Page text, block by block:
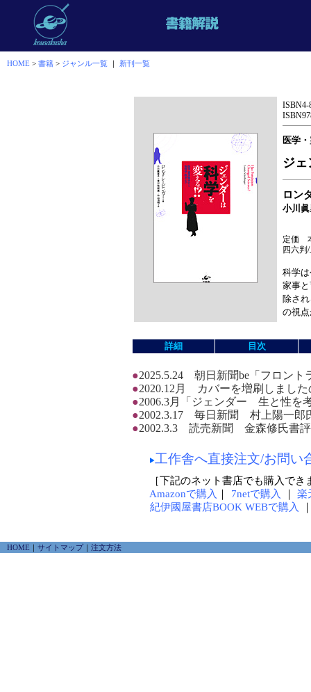
HOME > 書籍 > ジャンル一覧 ｜ 新刊一覧
ISBN4-
医学
ジ
ロン
小川
定価
四六
科学
家事
除さ
の視
詳細 目次
●2025.5.24 朝日新聞be「フロン
●2020.12月 カバーを増刷しまし
●2006.3月「ジェンダー 生と性を
●2002.3.17 毎日新聞 村上陽一郎
●2002.3.3 読売新聞 金森修氏書評
工作舎へ直接注文/お問い
［下記のネット書店でも購入でき
Amazonで購入
7netで購入
楽
紀伊國屋書店BOOK WEBで購入
HOME ｜ サイトマップ｜ 注文方法